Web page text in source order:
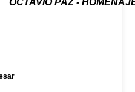
OCTAVIO PAZ -